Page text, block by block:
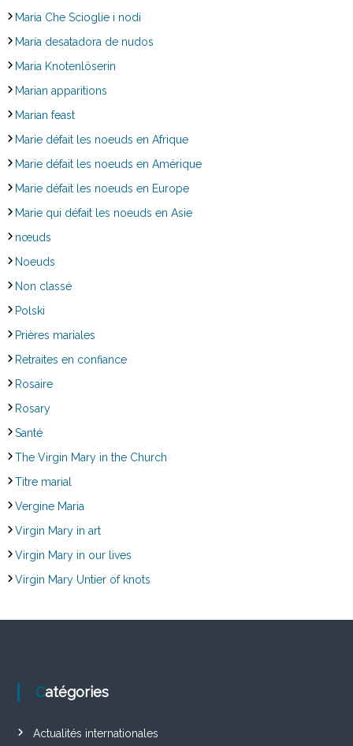
Maria Che Scioglie i nodi
María desatadora de nudos
Maria Knotenlöserin
Marian apparitions
Marian feast
Marie défait les noeuds en Afrique
Marie défait les noeuds en Amérique
Marie défait les noeuds en Europe
Marie qui défait les noeuds en Asie
nœuds
Noeuds
Non classé
Polski
Prières mariales
Retraites en confiance
Rosaire
Rosary
Santé
The Virgin Mary in the Church
Titre marial
Vergine Maria
Virgin Mary in art
Virgin Mary in our lives
Virgin Mary Untier of knots
Catégories
Actualités internationales